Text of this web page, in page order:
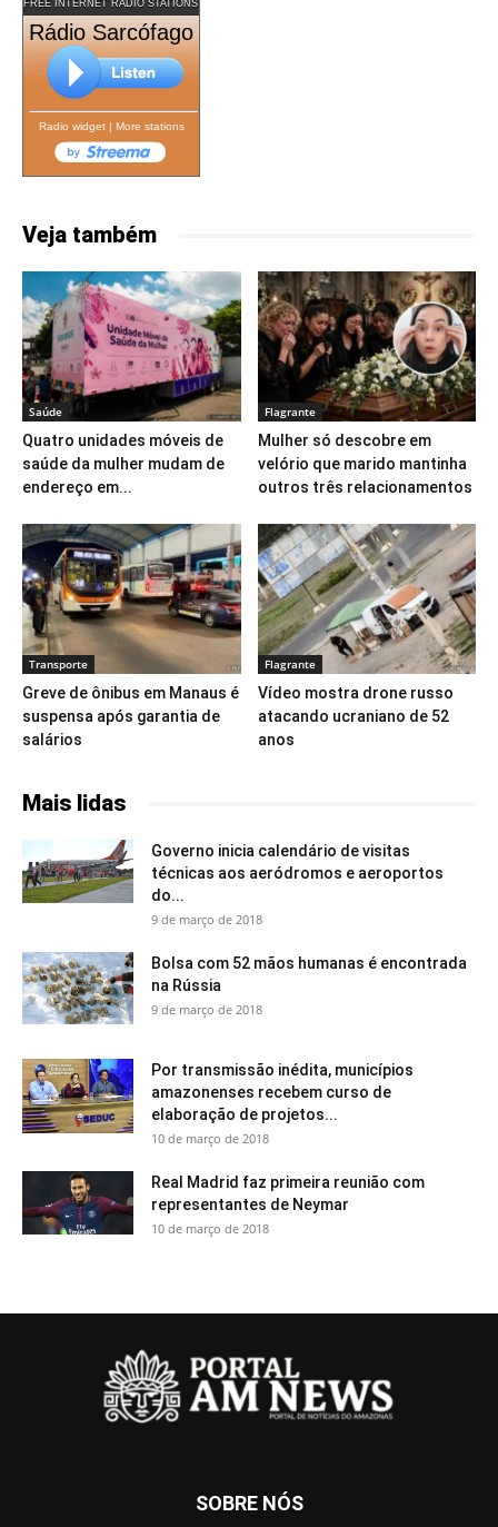
FREE INTERNET RADIO STATIONS
Rádio Sarcófago
Radio widget| More stations
Veja também
Saúde
Quatro unidades móveis de
saúde da mulher mudam de
endereço em...
Flagrante
Mulher só descobre em
velório que marido mantinha
outros três relacionamentos
Transporte
Greve de ônibus em Manaus é
suspensa após garantia de
salários
Flagrante
Vídeo mostra drone russo
atacando ucraniano de 52
anos
Mais lidas
Governo inicia calendário de visitas
técnicas aos aeródromos e aeroportos
do...
9 de março de 2018
Bolsa com 52 mãos humanas é encontrada
na Rússia
9 de março de 2018
Por transmissão inédita, municípios
amazonenses recebem curso de
elaboração de projetos...
10 de março de 2018
Real Madrid faz primeira reunião com
representantes de Neymar
10 de março de 2018
SOBRE NÓS